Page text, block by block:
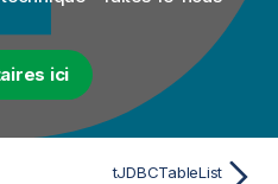
ici
tJDBCTableList